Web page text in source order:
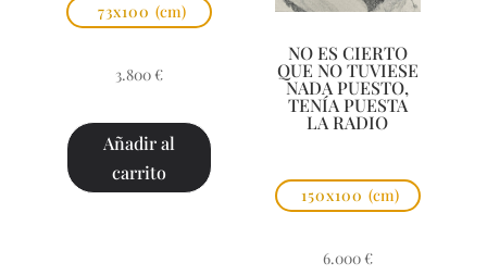
73x100 (cm)
3.800 €
Añadir al
carrito
NO ES CIERTO
QUE NO TUVIESE
NADA PUESTO,
TENÍA PUESTA
LA RADIO
150x100 (cm)
6.000 €